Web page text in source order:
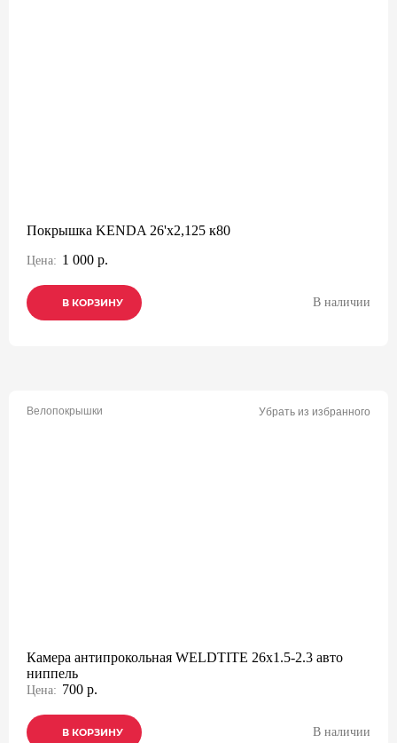
Покрышка KENDA 26'х2,125 к80
Цена: 1 000 р.
В КОРЗИНУ
В КОРЗИНУ
В КОРЗИНУ В наличии
Велопокрышки Убрать из избранного
Камера антипрокольная WELDTITE 26x1.5-2.3 авто
ниппель
Цена: 700 р.
В КОРЗИНУ
В КОРЗИНУ
В КОРЗИНУ В наличии